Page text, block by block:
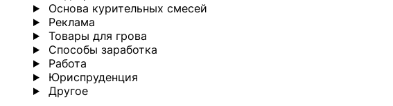
Основа курительных смесей
Реклама
Товары для грова
Способы заработка
Работа
Юриспруденция
Другoе